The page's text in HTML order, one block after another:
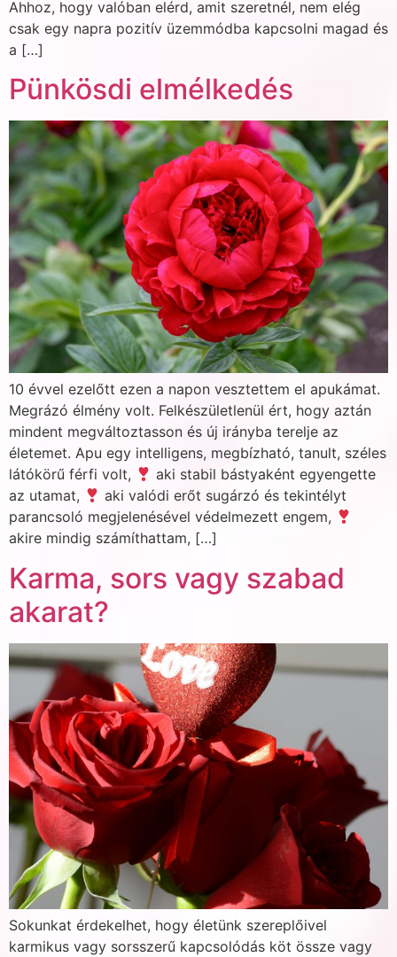
Ahhoz, hogy valóban elérd, amit szeretnél, nem elég
csak egy napra pozitív üzemmódba kapcsolni magad és
a […]
Pünkösdi elmélkedés
10 évvel ezelőtt ezen a napon vesztettem el apukámat.
Megrázó élmény volt. Felkészületlenül ért, hogy aztán
mindent megváltoztasson és új irányba terelje az
életemet. Apu egy intelligens, megbízható, tanult, széles
látókörű férfi volt,
aki stabil bástyaként egyengette
az utamat,
aki valódi erőt sugárzó és tekintélyt
parancsoló megjelenésével védelmezett engem,
akire mindig számíthattam, […]
Karma, sors vagy szabad
akarat?
Sokunkat érdekelhet, hogy életünk szereplőivel
karmikus vagy sorsszerű kapcsolódás köt össze vagy